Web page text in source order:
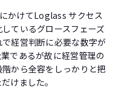
かけてLoglass サクセス
ているグロースフェーズ
経営判断に必要な数字が
であるが故に経営管理の
から全容をしっかりと把
けました。